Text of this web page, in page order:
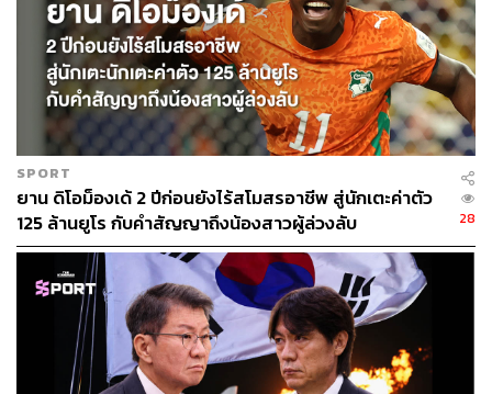
ฟุตบอลชิงแชมป์อาเซียน
กีฬาฟุตบอล
ฟุตบอลทีมชาติไทย
SPORT
ยาน ดิโอม็องเด้ 2 ปีก่อนยังไร้สโมสรอาชีพ สู่นักเตะค่าตัว
125 ล้านยูโร กับคำสัญญาถึงน้องสาวผู้ล่วงลับ
28